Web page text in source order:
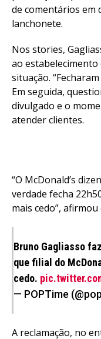
de comentários em
lanchonete.
Nos stories,
ao
situação.
Em seguida,
divulgado e o
atender clientes.
“O McDonald’s
verdade fecha
mais cedo”,
Bruno Gagliasso
que filial do
cedo.
— POPTime
A reclamação, no